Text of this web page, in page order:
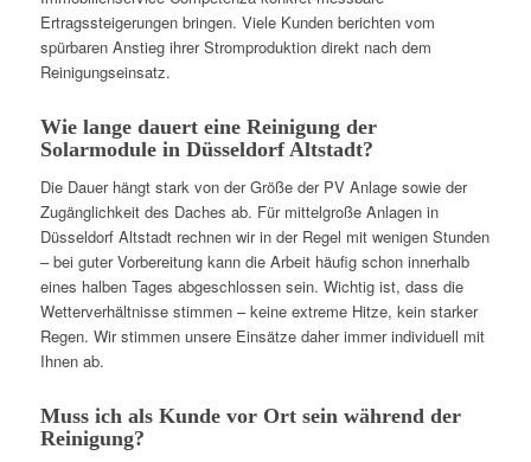
Ertragssteigerungen bringen. Viele Kunden berichten vom
spürbaren Anstieg ihrer Stromproduktion direkt nach dem
Reinigungseinsatz.
Wie lange dauert eine Reinigung der
Solarmodule in Düsseldorf Altstadt?
Die Dauer hängt stark von der Größe der PV Anlage sowie der
Zugänglichkeit des Daches ab. Für mittelgroße Anlagen in
Düsseldorf Altstadt rechnen wir in der Regel mit wenigen Stunden
– bei guter Vorbereitung kann die Arbeit häufig schon innerhalb
eines halben Tages abgeschlossen sein. Wichtig ist, dass die
Wetterverhältnisse stimmen – keine extreme Hitze, kein starker
Regen. Wir stimmen unsere Einsätze daher immer individuell mit
Ihnen ab.
Muss ich als Kunde vor Ort sein während der
Reinigung?